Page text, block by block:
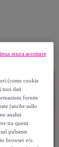
(come cookie
tuoi dati
fornite
(anche sullo
analisi
tra questi
pulsante
browser e/o
senza accettare